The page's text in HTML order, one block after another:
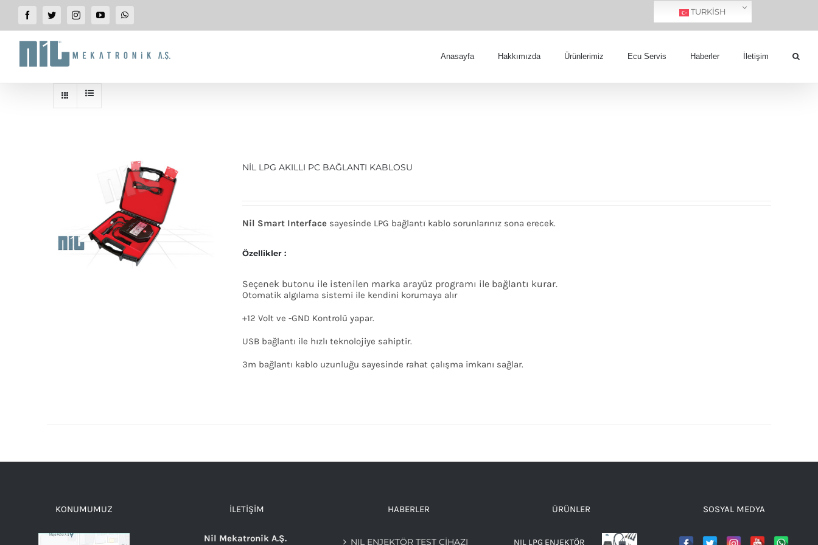
SKIP
CONTENT
FacebookTwitterInstagramYouTubeWhatsApp
Anasayfa Hakkımızda Ürünlerimiz Ecu Servis Haberler İletişim
NİL LPG AKILLI PC BAĞLANTI KABLOSU
Nil Smart Interface sayesinde LPG bağlantı kablo sorunlarınız sona erecek.
Özellikler :
Seçenek butonu ile istenilen marka arayüz programı ile bağlantı kurar.
Otomatik algılama sistemi ile kendini korumaya alır
+12 Volt ve -GND Kontrolü yapar.
USB bağlantı ile hızlı teknolojiye sahiptir.
3m bağlantı kablo uzunluğu sayesinde rahat çalışma imkanı sağlar.
KONUMUMUZ İLETIŞIM
Nil Mekatronik A.Ş.
HABERLER
NIL ENJEKTÖR TEST CİHAZI
ÜRÜNLER
NIL LPG ENJEKTÖR
SOSYAL MEDYA
TURKISH